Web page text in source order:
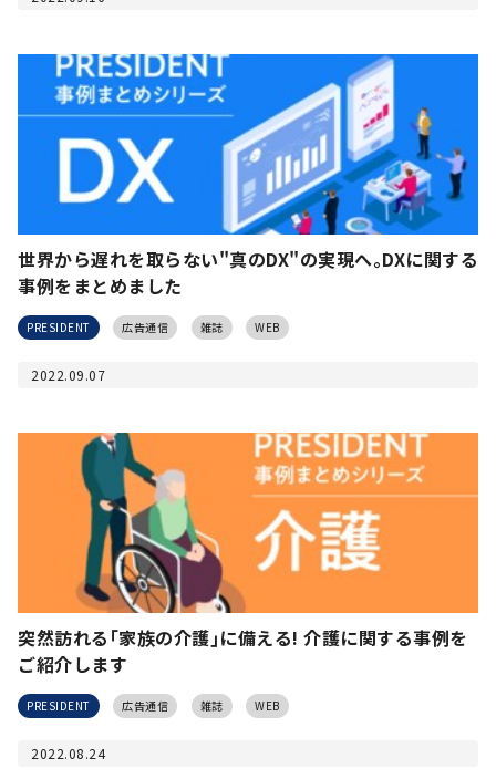
世界から遅れを取らない"真のDX"の実現へ｡DXに関する
事例をまとめました
PRESIDENT 広告通信 雑誌 WEB
2022.09.07
突然訪れる｢家族の介護｣に備える! 介護に関する事例を
ご紹介します
PRESIDENT 広告通信 雑誌 WEB
2022.08.24